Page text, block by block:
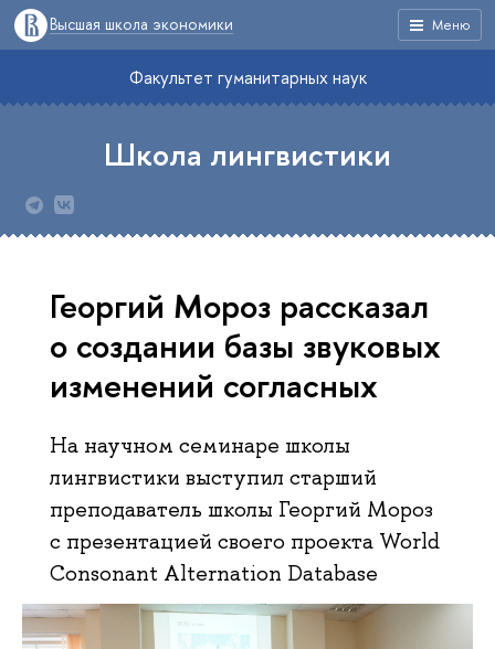
Меню
Высшая школа экономики
Факультет гуманитарных наук
Школа лингвистики
Георгий Мороз рассказал
о создании базы звуковых
изменений согласных
На научном семинаре школы
лингвистики выступил старший
преподаватель школы Георгий Мороз
с презентацией своего проекта World
Consonant Alternation Database